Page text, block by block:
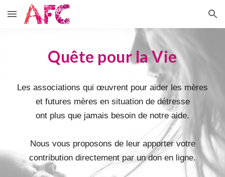
Skip to main content Skip to navigation
Quête pour la Vie
Les associations qui œuvrent pour aider les mères
et futures mères en situation de détresse
ont plus que jamais besoin de notre aide.
Nous vous proposons de leur apporter votre
contribution directement par un don en ligne.